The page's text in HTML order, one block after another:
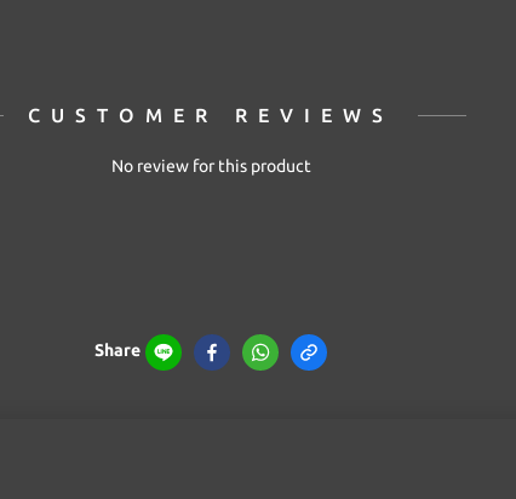
CUSTOMER REVIEWS
No review for this product
Share